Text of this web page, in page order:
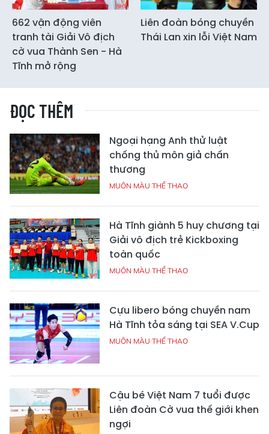
662 vận động viên
tranh tài Giải Vô địch
cờ vua Thành Sen - Hà
Tĩnh mở rộng
Liên đoàn bóng chuyền
Thái Lan xin lỗi Việt Nam
ĐỌC THÊM
Ngoại hạng Anh thử luật
chống thủ môn giả chấn
thương
MUÔN MÀU THỂ THAO
Hà Tĩnh giành 5 huy chương tại
Giải vô địch trẻ Kickboxing
toàn quốc
MUÔN MÀU THỂ THAO
Cựu libero bóng chuyền nam
Hà Tĩnh tỏa sáng tại SEA V.Cup
MUÔN MÀU THỂ THAO
Cậu bé Việt Nam 7 tuổi được
Liên đoàn Cờ vua thế giới khen
ngợi